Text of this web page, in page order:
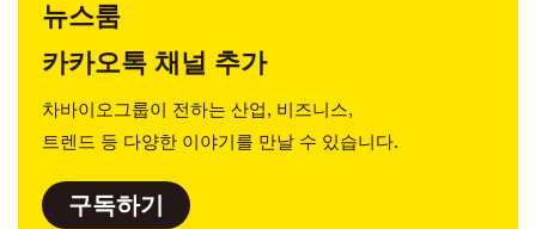
뉴스룸
카카오톡 채널 추가
차바이오그룹이 전하는 산업, 비즈니스,
트렌드 등 다양한 이야기를 만날 수 있습니다.
구독하기